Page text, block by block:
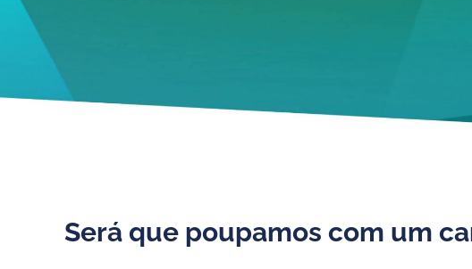
Será que poupamos com um